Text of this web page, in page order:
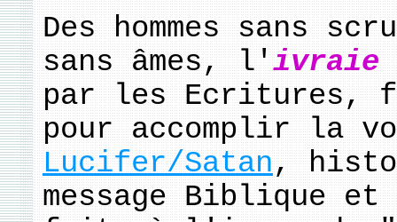
Des hommes sans
sans âmes, l'ivraie
par les Ecritures,
pour accomplir la
Lucifer/Satan,
message Biblique